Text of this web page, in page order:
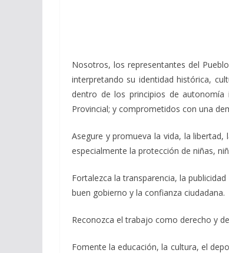
Nosotros, los representantes del
interpretando su identidad histórica,
dentro de los principios de
Provincial; y comprometidos con una
Asegure y promueva la vida, la
especialmente la protección de niñas,
Fortalezca la transparencia, la
buen gobierno y la confianza ciudadana.
Reconozca el trabajo como derecho y
Fomente la educación, la cultura, el